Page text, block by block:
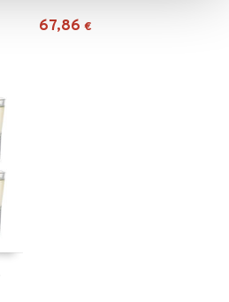
67,86 €